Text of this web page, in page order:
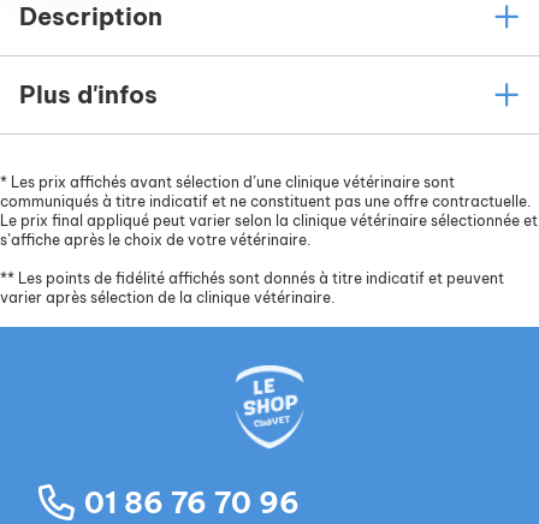
Description
Plus d'infos
* Les prix affichés avant sélection d’une clinique vétérinaire sont
communiqués à titre indicatif et ne constituent pas une offre contractuelle.
Le prix final appliqué peut varier selon la clinique vétérinaire sélectionnée et
s’affiche après le choix de votre vétérinaire.
** Les points de fidélité affichés sont donnés à titre indicatif et peuvent
varier après sélection de la clinique vétérinaire.
01 86 76 70 96